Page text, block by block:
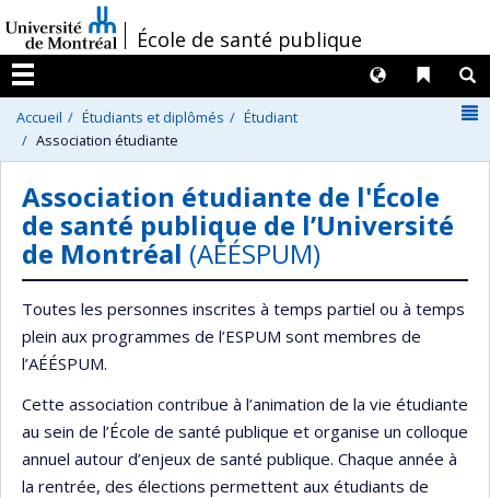
au
contenu
/École de santé publique
Menu
Liens
Langues
Accueil Étudiants et diplômés
Étudiant
Association étudiante
Association étudiante de l'École
de santé publique de l’Université
de Montréal (AÉÉSPUM)
Toutes les personnes inscrites à temps partiel ou à temps
plein aux programmes de l’ESPUM sont membres de
l’AÉÉSPUM.
Cette association contribue à l’animation de la vie étudiante
au sein de l’École de santé publique et organise un colloque
annuel autour d’enjeux de santé publique. Chaque année à
la rentrée, des élections permettent aux étudiants de